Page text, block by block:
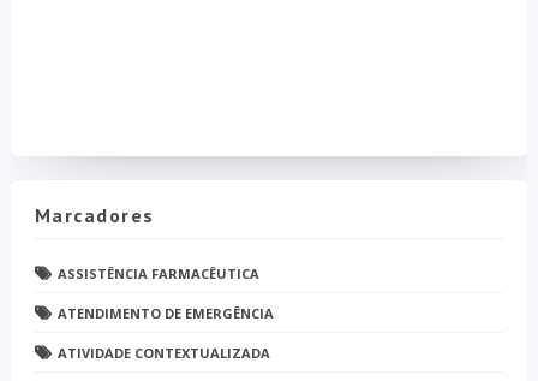
Marcadores
ASSISTÊNCIA FARMACÊUTICA
ATENDIMENTO DE EMERGÊNCIA
ATIVIDADE CONTEXTUALIZADA